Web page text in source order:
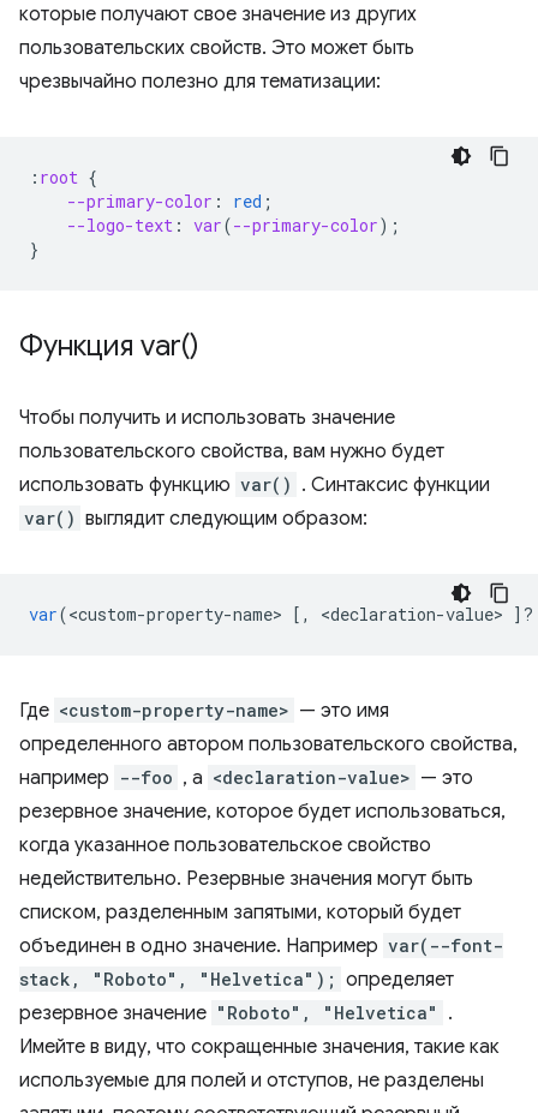
которые получают свое значение из других
пользовательских свойств. Это может быть
чрезвычайно полезно для тематизации:
: root {
--primary-color : red ;
--logo-text : var(--primary-color);
}
Функция var()
Чтобы получить и использовать значение
пользовательского свойства, вам нужно будет
использовать функцию var() . Синтаксис функции
var() выглядит следующим образом:
var(<custom-property-name> [, <declaration-value> ] ?
Где <custom-property-name> — это имя
определенного автором пользовательского свойства,
например --foo , а <declaration-value> — это
резервное значение, которое будет использоваться,
когда указанное пользовательское свойство
недействительно. Резервные значения могут быть
списком, разделенным запятыми, который будет
объединен в одно значение. Например var(--font-
stack, "Roboto", "Helvetica"); определяет
резервное значение "Roboto", "Helvetica"
.
Имейте в виду, что сокращенные значения, такие как
используемые для полей и отступов, не разделены